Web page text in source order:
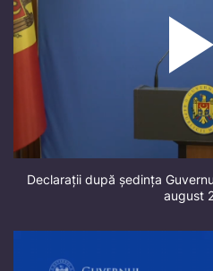
Declarații după ședința
august